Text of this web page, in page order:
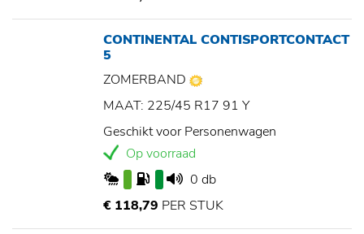
CONTINENTAL CONTISPORTCONTACT
5
ZOMERBAND
MAAT: 225/45 R17 91 Y
Geschikt voor Personenwagen
Op voorraad
0 db
€ 118,79 PER STUK